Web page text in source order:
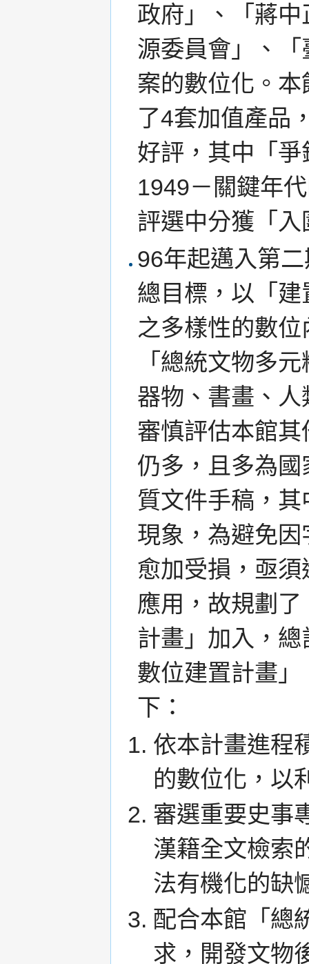
政府」、「蔣
源委員會」、
案的數位化。
了4套加值產品
好評，其中「
1949－關鍵年
評選中分獲「
96年起邁入第
總目標，以「
之多樣性的數
「總統文物多
器物、書畫、
審慎評估本館
仍多，且多為
質文件手稿，
現象，為避免
愈加受損，亟
應用，故規劃
計畫」加入，
數位建置計畫
下：
依本計畫進程
的數位化，以
審選重要史事
漢籍全文檢索
法有機化的缺
配合本館「總
求，開發文物